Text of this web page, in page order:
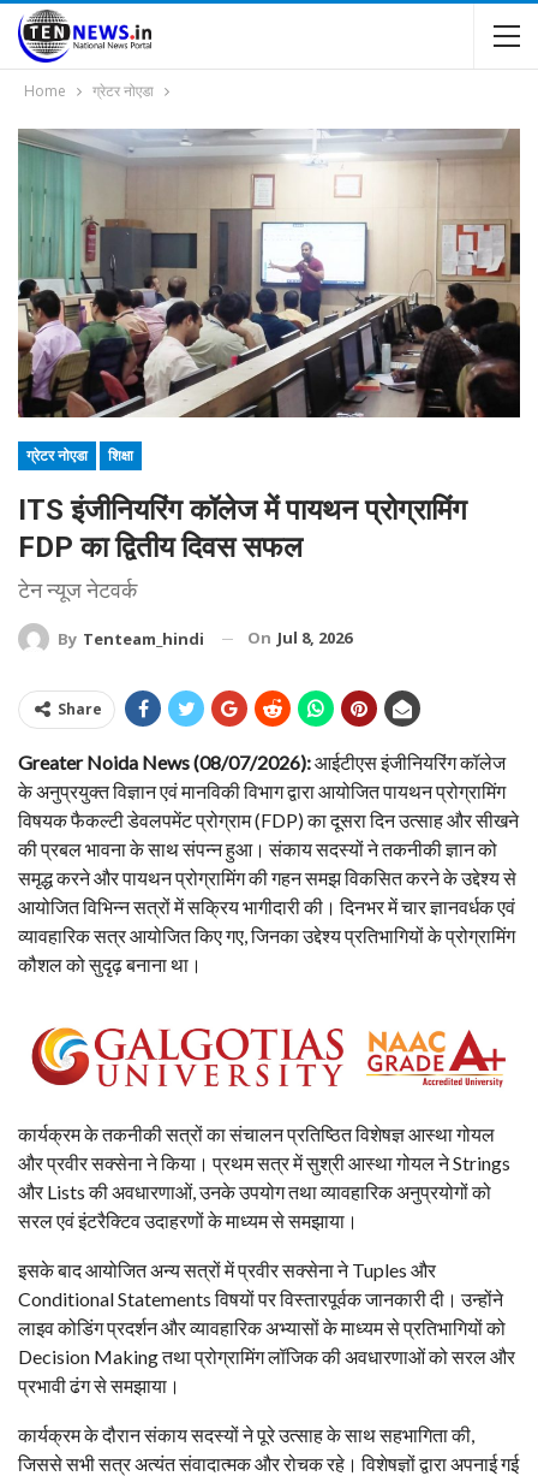
Home ग्रेटर नोएडा
ग्रेटर नोएडा शिक्षा
ITS इंजीनियरिंग कॉलेज में पायथन प्रोग्रामिंग
FDP का द्वितीय दिवस सफल
टेन न्यूज नेटवर्क
By Tenteam_hindi On Jul 8, 2026
Share
Greater Noida News (08/07/2026):आईटीएस इंजीनियरिंग कॉलेज
के अनुप्रयुक्त विज्ञान एवं मानविकी विभाग द्वारा आयोजित पायथन प्रोग्रामिंग
विषयक फैकल्टी डेवलपमेंट प्रोग्राम (FDP) का दूसरा दिन उत्साह और सीखने
की प्रबल भावना के साथ संपन्न हुआ। संकाय सदस्यों ने तकनीकी ज्ञान को
समृद्ध करने और पायथन प्रोग्रामिंग की गहन समझ विकसित करने के उद्देश्य से
आयोजित विभिन्न सत्रों में सक्रिय भागीदारी की। दिनभर में चार ज्ञानवर्धक एवं
व्यावहारिक सत्र आयोजित किए गए, जिनका उद्देश्य प्रतिभागियों के प्रोग्रामिंग
कौशल को सुदृढ़ बनाना था।
कार्यक्रम के तकनीकी सत्रों का संचालन प्रतिष्ठित विशेषज्ञ आस्था गोयल
और प्रवीर सक्सेना ने किया। प्रथम सत्र में सुश्री आस्था गोयल ने Strings
और Lists की अवधारणाओं, उनके उपयोग तथा व्यावहारिक अनुप्रयोगों को
सरल एवं इंटरैक्टिव उदाहरणों के माध्यम से समझाया।
इसके बाद आयोजित अन्य सत्रों में प्रवीर सक्सेना ने Tuples और
Conditional Statements विषयों पर विस्तारपूर्वक जानकारी दी। उन्होंने
लाइव कोडिंग प्रदर्शन और व्यावहारिक अभ्यासों के माध्यम से प्रतिभागियों को
Decision Making तथा प्रोग्रामिंग लॉजिक की अवधारणाओं को सरल और
प्रभावी ढंग से समझाया।
कार्यक्रम के दौरान संकाय सदस्यों ने पूरे उत्साह के साथ सहभागिता की,
जिससे सभी सत्र अत्यंत संवादात्मक और रोचक रहे। विशेषज्ञों द्वारा अपनाई गई